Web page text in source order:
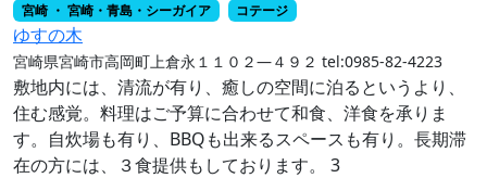
宮崎 ・ 宮崎・青島・シーガイア コテージ
ゆすの木
宮崎県宮崎市高岡町上倉永１１０２―４９２ tel:0985-82-4223
敷地内には、清流が有り、癒しの空間に泊るというより、
住む感覚。料理はご予算に合わせて和食、洋食を承りま
す。自炊場も有り、BBQも出来るスペースも有り。長期滞
在の方には、３食提供もしております。 3